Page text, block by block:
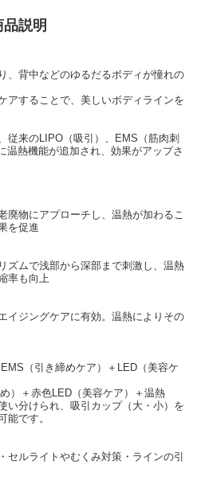
品説明
、背中などのゆるだるボディが憧れの
アすることで、美しいボディラインを
従来のLIPO（吸引）、EMS（筋肉刺
温熱機能が追加され、効果がアップさ
廃物にアプローチし、温熱が加わるこ
を促進
ズムで浅部から深部まで刺激し、温熱
率も向上
イジングケアに有効。温熱によりその
（引き締めケア）＋LED（美容ケ
）＋赤色LED（美容ケア）＋温熱
い分けられ、吸引カップ（大・小）を
能です。
セルライトやむくみ対策・ラインの引